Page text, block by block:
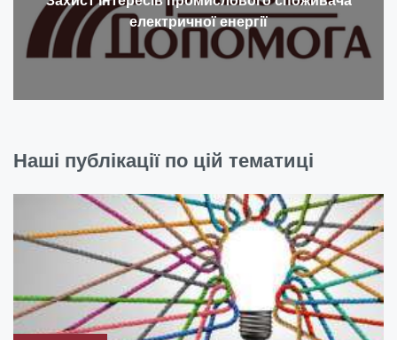
електричної енергії
Наші публікації по цій тематиці